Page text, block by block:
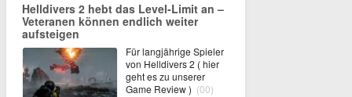
Helldivers 2 hebt das Level-Limit an –
Veteranen können endlich weiter
aufsteigen
Für langjährige Spieler
von Helldivers 2 ( hier
geht es zu unserer
Game Review ) (00)